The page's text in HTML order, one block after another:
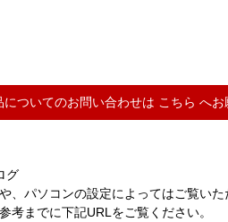
についてのお問い合わせは こちら へお
グ
、パソコンの設定によってはご覧いた
考までに下記URLをご覧ください。